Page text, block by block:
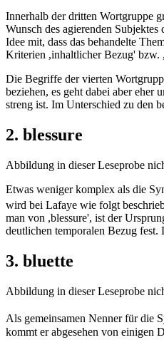
Innerhalb der dritten Wortgruppe
Wunsch des agierenden
Idee mit, dass das behandelte
Kriterien ,inhaltlicher Bezug' bzw.
Die Begriffe der vierten
beziehen, es geht dabei aber eher
streng ist. Im Unterschied zu den
2. blessure
Abbildung in dieser Leseprobe
Etwas weniger komplex als die
wird bei Lafaye wie folgt
man von ,blessure', ist der
deutlichen temporalen Bezug
3. bluette
Abbildung in dieser Leseprobe
Als gemeinsamen Nenner für die
kommt er abgesehen von einigen